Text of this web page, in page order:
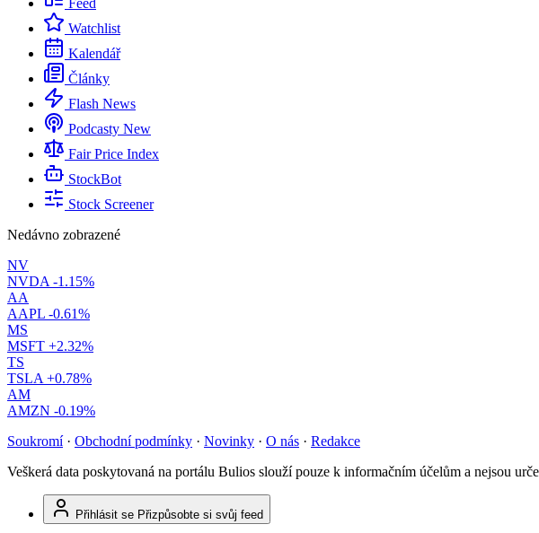
Feed
Watchlist
Kalendář
Články
Flash News
Podcasty New
Fair Price Index
StockBot
Stock Screener
Nedávno zobrazené
NV
NVDA -1.15%
AA
AAPL -0.61%
MS
MSFT +2.32%
TS
TSLA +0.78%
AM
AMZN -0.19%
Soukromí · Obchodní podmínky · Novinky · O nás · Redakce
Veškerá data poskytovaná na portálu Bulios slouží pouze k informačním účelům a nejsou
Přihlásit se Přizpůsobte si svůj feed